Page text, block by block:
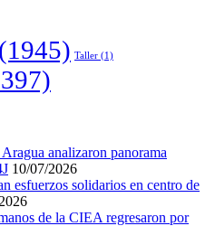
(1945) Taller (1)
analizaron panorama
10/07/2026
esfuerzos solidarios en centro de
de la CIEA regresaron por